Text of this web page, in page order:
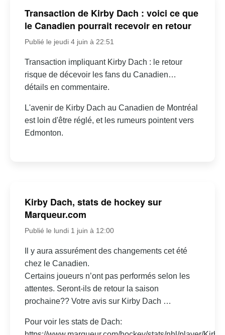
Transaction de Kirby Dach : voici ce que
le Canadien pourrait recevoir en retour
Publié le jeudi 4 juin à 22:51
Transaction impliquant Kirby Dach : le retour
risque de décevoir les fans du Canadien…
détails en commentaire.
L'avenir de Kirby Dach au Canadien de Montréal
est loin d'être réglé, et les rumeurs pointent vers
Edmonton.
Kirby Dach, stats de hockey sur
Marqueur.com
Publié le lundi 1 juin à 12:00
Il y aura assurément des changements cet été
chez le Canadien.
Certains joueurs n’ont pas performés selon les
attentes. Seront-ils de retour la saison
prochaine?? Votre avis sur Kirby Dach …
Pour voir les stats de Dach: